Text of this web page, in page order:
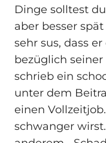
Dinge solltest
aber besser
sehr sus, dass
bezüglich seiner
schrieb ein
unter dem
einen
schwanger